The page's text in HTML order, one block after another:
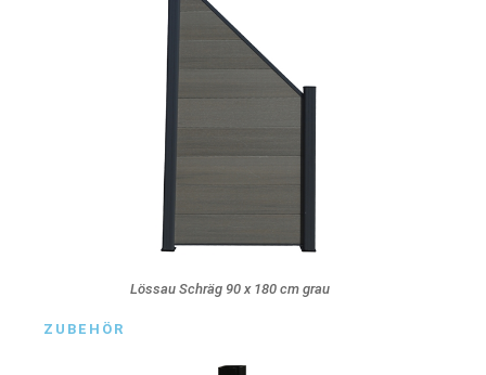
Lössau Schräg 90 x 180 cm grau
ZUBEHÖR